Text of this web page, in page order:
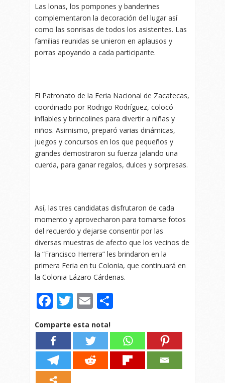
Las lonas, los pompones y banderines
complementaron la decoración del lugar así
como las sonrisas de todos los asistentes. Las
familias reunidas se unieron en aplausos y
porras apoyando a cada participante.
El Patronato de la Feria Nacional de Zacatecas,
coordinado por Rodrigo Rodríguez, colocó
inflables y brincolines para divertir a niñas y
niños. Asimismo, preparó varias dinámicas,
juegos y concursos en los que pequeños y
grandes demostraron su fuerza jalando una
cuerda, para ganar regalos, dulces y sorpresas.
Así, las tres candidatas disfrutaron de cada
momento y aprovecharon para tomarse fotos
del recuerdo y dejarse consentir por las
diversas muestras de afecto que los vecinos de
la “Francisco Herrera” les brindaron en la
primera Feria en tu Colonia, que continuará en
la Colonia Lázaro Cárdenas.
Facebook
Twitter
Email
Comparte esta nota!